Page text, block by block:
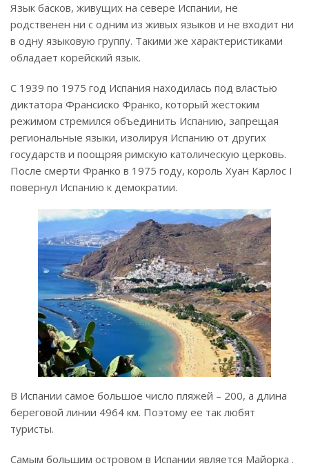
Язык басков, живущих на севере Испании, не
родственен ни с одним из живых языков и не входит ни
в одну языковую группу. Такими же характеристиками
обладает корейский язык.
С 1939 по 1975 год Испания находилась под властью
диктатора Франсиско Франко, который жестоким
режимом стремился объединить Испанию, запрещая
региональные языки, изолируя Испанию от других
государств и поощряя римскую католическую церковь.
После смерти Франко в 1975 году, король Хуан Карлос I
повернул Испанию к демократии.
В Испании самое большое число пляжей – 200, а длина
береговой линии 4964 км. Поэтому ее так любят
туристы.
Самым большим островом в Испании является Майорка .